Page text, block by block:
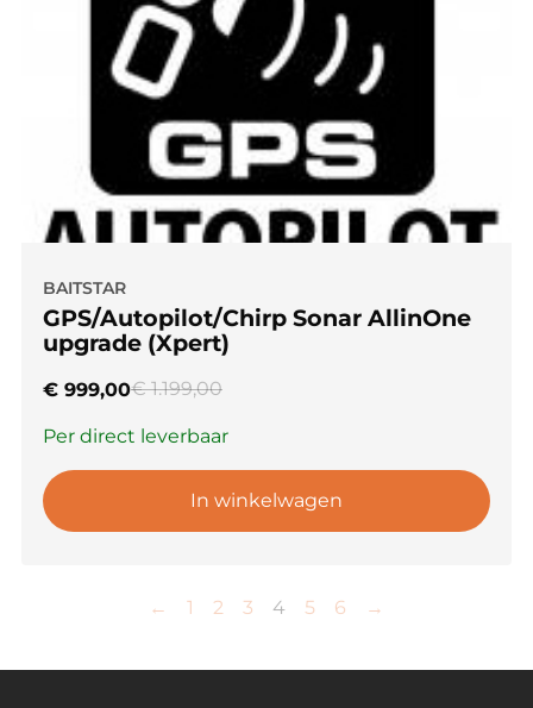
BAITSTAR
GPS/Autopilot/Chirp Sonar AllinOne
upgrade (Xpert)
€ 999,00€1.199,00
Per direct leverbaar
In winkelwagen
← 1 2 3 4 5 6 →